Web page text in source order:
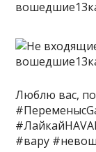
Люблю вас,
#вару